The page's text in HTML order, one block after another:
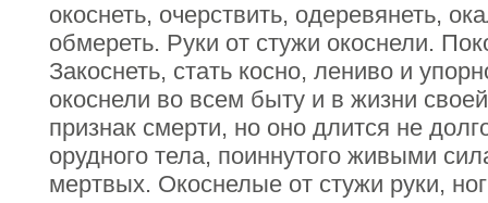
окоснеть, очерствить, одеревянеть,
обмереть. Руки от стужи окоснели.
Закоснеть, стать косно, лениво и
окоснели во всем быту и в жизни
признак смерти, но оно длится не
орудного тела, поиннутого живыми
мертвых. Окоснелые от стужи руки,